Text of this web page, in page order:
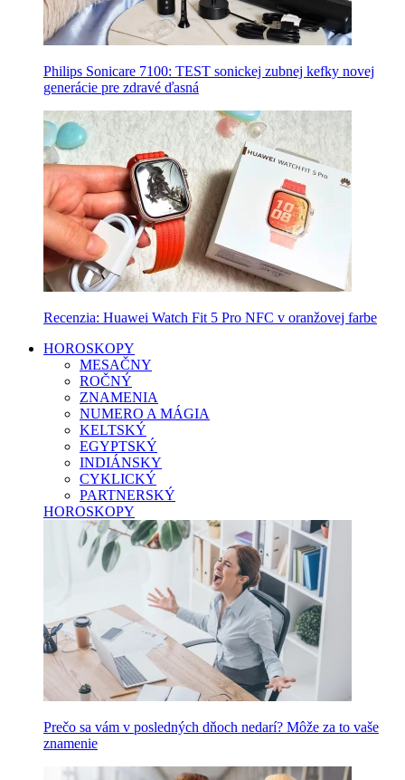
Philips Sonicare 7100: TEST sonickej zubnej kefky novej
generácie pre zdravé ďasná
Recenzia: Huawei Watch Fit 5 Pro NFC v oranžovej farbe
HOROSKOPY
MESAČNY
ROČNÝ
ZNAMENIA
NUMERO A MÁGIA
KELTSKÝ
EGYPTSKÝ
INDIÁNSKY
CYKLICKÝ
PARTNERSKÝ
HOROSKOPY
Prečo sa vám v posledných dňoch nedarí? Môže za to vaše
znamenie